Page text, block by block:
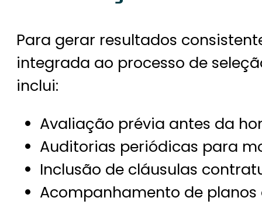
Para gerar resultados
integrada ao processo de
inclui:
Avaliação prévia antes da
Auditorias periódicas para
Inclusão de cláusulas
Acompanhamento de planos